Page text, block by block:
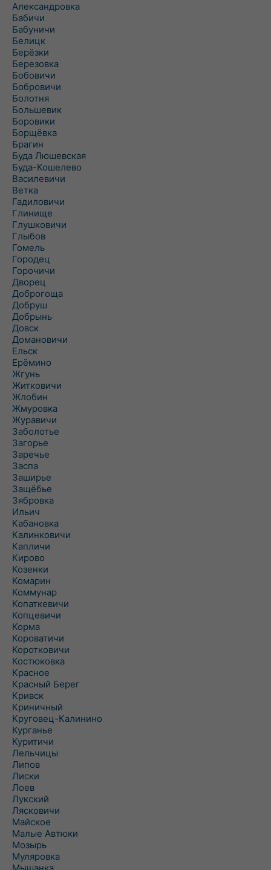
Александровка
Бабичи
Бабуничи
Белицк
Берёзки
Березовка
Бобовичи
Бобровичи
Болотня
Большевик
Боровики
Борщёвка
Брагин
Буда Люшевская
Буда-Кошелево
Василевичи
Ветка
Гадиловичи
Глинище
Глушковичи
Глыбов
Гомель
Городец
Горочичи
Дворец
Доброгоща
Добруш
Добрынь
Довск
Домановичи
Ельск
Ерёмино
Жгунь
Житковичи
Жлобин
Жмуровка
Журавичи
Заболотье
Загорье
Заречье
Заспа
Заширье
Защёбье
Зябровка
Ильич
Кабановка
Калинковичи
Капличи
Кирово
Козенки
Комарин
Коммунар
Копаткевичи
Копцевичи
Корма
Короватичи
Коротковичи
Костюковка
Красное
Красный Берег
Кривск
Криничный
Круговец-Калинино
Курганье
Куритичи
Лельчицы
Липов
Лиски
Лоев
Лукский
Лясковичи
Майское
Малые Автюки
Мозырь
Муляровка